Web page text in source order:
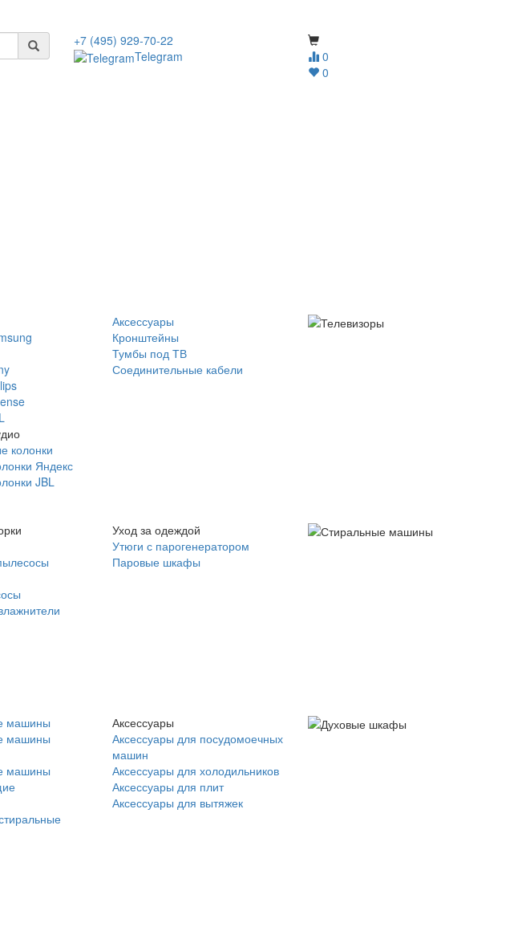
0
0
+7 (495) 929-70-22
Telegram
колонки
Яндекс
JBL
Аксессуары
Кронштейны
Тумбы под ТВ
Соединительные кабели
Уход за одеждой
Утюги с парогенератором
Паровые шкафы
машины
машины
машины
Аксессуары
Аксессуары для посудомоечных
машин
Аксессуары для холодильников
Аксессуары для плит
Аксессуары для вытяжек